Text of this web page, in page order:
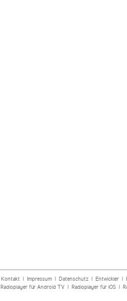
Kontakt| Impressum| Datenschutz| Entwickler|
Radioplayer für Android TV| Radioplayer für iOS|